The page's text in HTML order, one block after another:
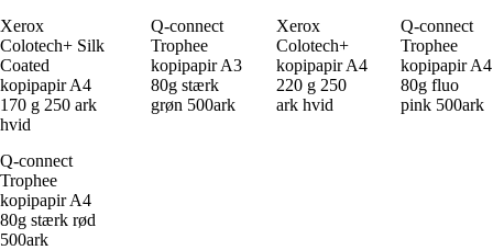
Xerox
Colotech+ Silk
Coated
kopipapir A4
170 g 250 ark
hvid
Q-connect
Trophee
kopipapir A3
80g stærk
grøn 500ark
Xerox
Colotech+
kopipapir A4
220 g 250
ark hvid
Q-connect
Trophee
kopipapir A4
80g fluo
pink 500ark
Q-connect
Trophee
kopipapir A4
80g stærk rød
500ark